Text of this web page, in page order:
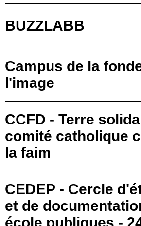
BUZZLABB
Campus de la
l'image
CCFD - Terre
comité catholique
la faim
CEDEP - Cercle
et de
école publiques -